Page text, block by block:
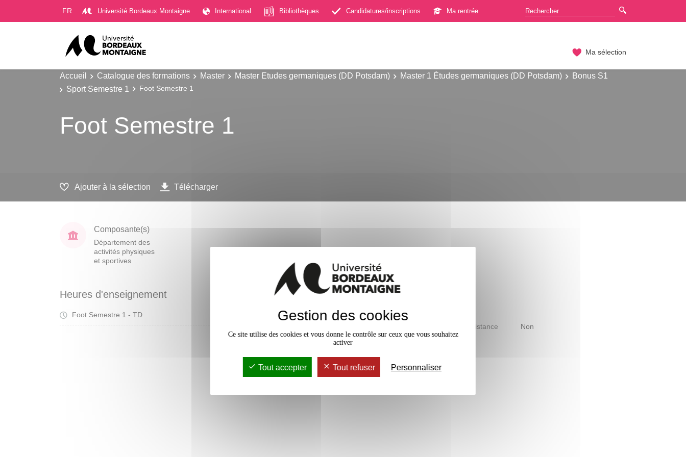
FR Université Bordeaux Montaigne International Bibliothèques Candidatures/inscriptions Ma rentrée
Ma sélection
Accueil Catalogue des formations Master Master Etudes germaniques (DD Potsdam) Master 1 Études germaniques (DD Potsdam)
Bonus S1
Sport Semestre 1
Foot Semestre 1
Foot Semestre 1
Ajouter à la sélection Télécharger
Composante(s)
Département des
activités physiques
et sportives
Heures d'enseignement
Foot Semestre 1 - TD 18h
Accessible à distance Non
Gestion des cookies
Ce site utilise des cookies et vous donne le contrôle sur ceux que vous souhaitez
activer
Tout accepter Tout refuser Personnaliser